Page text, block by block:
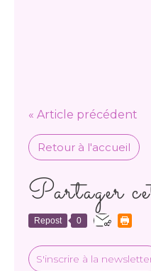
« Article précédent
Retour à l'accueil
Partager
Repost 0
S'inscrire à la